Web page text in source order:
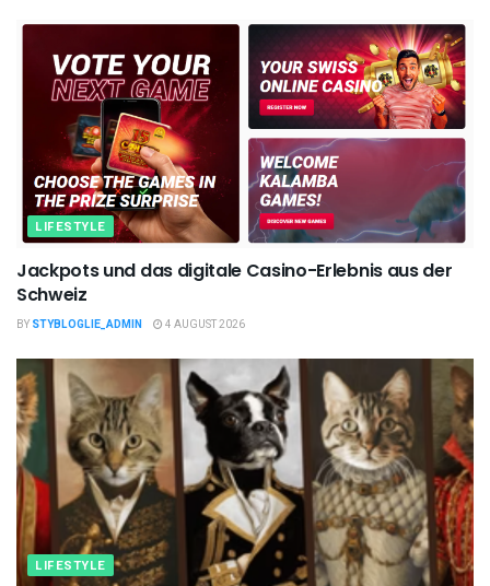
LIFESTYLE
Jackpots und das digitale Casino-Erlebnis aus der
Schweiz
BY STYBLOGLIE_ADMIN 4 AUGUST 2026
LIFESTYLE